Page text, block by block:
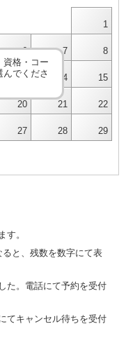
1
6 7 8
13 14 15
20 21 22
27 28 29
資格・コー
んでくださ
す。
ると、残数を数字にて表
た。電話にて予約を受付
てキャンセル待ちを受付